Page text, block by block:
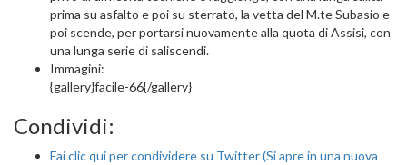
prima su asfalto e poi su sterrato, la vetta del M.te Subasio e
poi scende, per portarsi nuovamente alla quota di Assisi, con
una lunga serie di saliscendi.
Immagini:
{gallery}facile-66{/gallery}
Condividi:
Fai clic qui per condividere su Twitter (Si apre in una nuova